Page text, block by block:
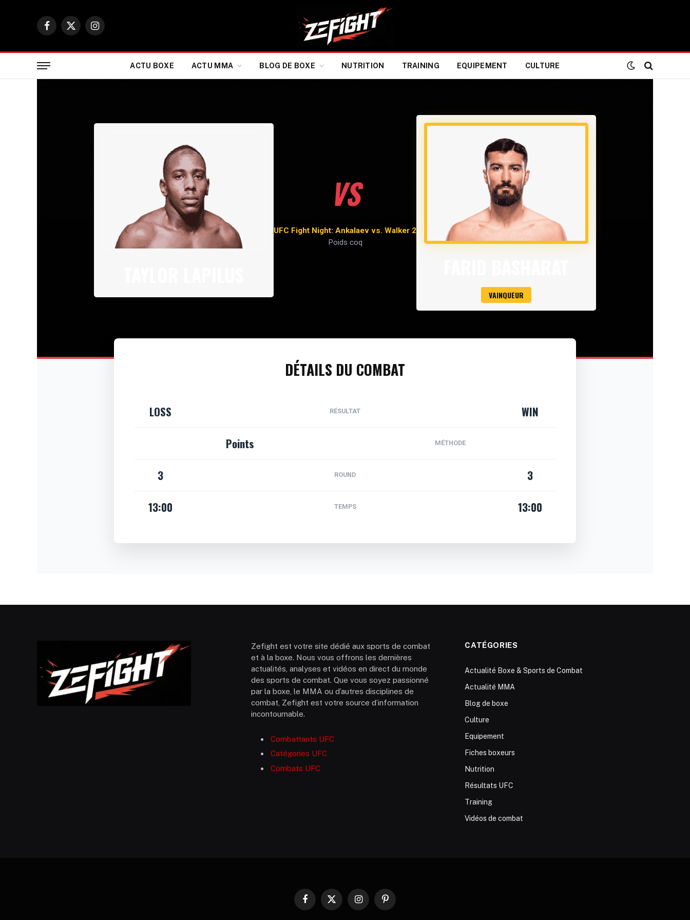
Facebook
X
Instagram
ACTU BOXE ACTU MMA BLOG DE BOXE NUTRITION TRAINING EQUIPEMENT CULTURE
VS
UFC Fight Night: Ankalaev vs. Walker 2
Poids coq
VAINQUEUR
DÉTAILS DU COMBAT
LOSS RÉSULTAT
WIN
Points
MÉTHODE
3 ROUND
3
13:00
TEMPS 13:00
Zefight est votre site dédié aux sports de combat
et à la boxe. Nous vous offrons les dernières
actualités, analyses et vidéos en direct du monde
des sports de combat. Que vous soyez passionné
par la boxe, le MMA ou d’autres disciplines de
combat, Zefight est votre source d’information
incontournable.
Combattants UFC
Catégories UFC
Combats UFC
CATÉGORIES
Actualité Boxe & Sports de Combat
Actualité MMA
Blog de boxe
Culture
Equipement
Fiches boxeurs
Nutrition
Résultats UFC
Training
Vidéos de combat
Facebook
X
InstagramPinterest